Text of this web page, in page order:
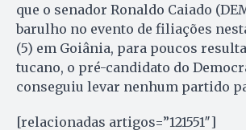
que o senador Ronaldo Caiado
barulho no evento de filiações
(5) em Goiânia, para poucos
tucano, o pré-candidato do
conseguiu levar nenhum partido
[relacionadas artigos=”121551″]